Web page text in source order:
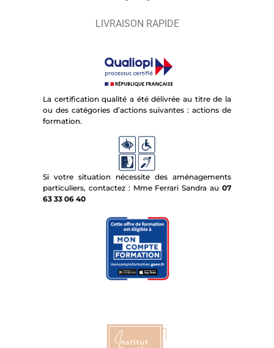
LIVRAISON RAPIDE
La certification qualité a été délivrée au titre de la
ou des catégories d’actions suivantes : actions de
formation.
Si votre situation nécessite des aménagements
particuliers, contactez : Mme Ferrari Sandra au 07
63 33 06 40